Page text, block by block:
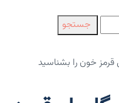
جستجو
قرمز خون را بشناسید